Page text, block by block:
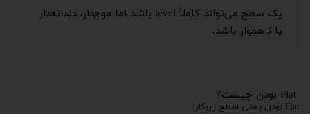
یک سطح می‌تواند کاملاً level باشد اما موج‌دار، دندانه‌دار
یا ناهموار باشد.
Flat بودن یعنی سطح زیرکار: